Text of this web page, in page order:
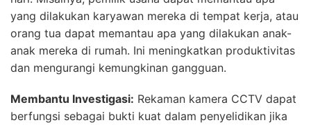
yang dilakukan karyawan mereka di tempat kerja, atau
orang tua dapat memantau apa yang dilakukan anak-
anak mereka di rumah. Ini meningkatkan produktivitas
dan mengurangi kemungkinan gangguan.
Membantu Investigasi: Rekaman kamera CCTV dapat
berfungsi sebagai bukti kuat dalam penyelidikan jika